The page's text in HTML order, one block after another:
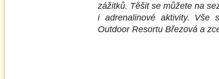
zážitků. Těšit se můžete na
i adrenalinové aktivity. Vše
Outdoor Resortu Březová a